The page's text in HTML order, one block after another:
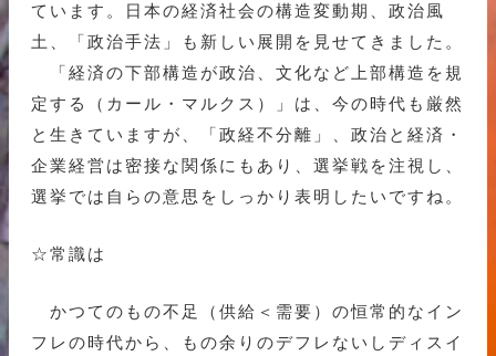
ています。日本の経済社会の構造変動期、政治風
土、「政治手法」も新しい展開を見せてきました。
「経済の下部構造が政治、文化など上部構造を規
定する（カール・マルクス）」は、今の時代も厳然
と生きていますが、「政経不分離」、政治と経済・
企業経営は密接な関係にもあり、選挙戦を注視し、
選挙では自らの意思をしっかり表明したいですね。
☆常識は
かつてのもの不足（供給＜需要）の恒常的なイン
フレの時代から、もの余りのデフレないしディスイ